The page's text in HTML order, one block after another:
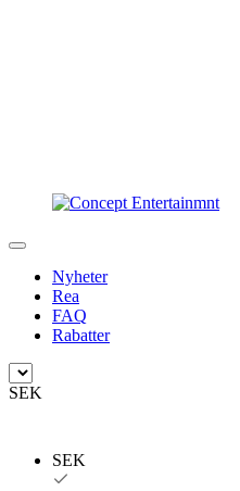
Nyheter
Rea
FAQ
Rabatter
SEK
SEK